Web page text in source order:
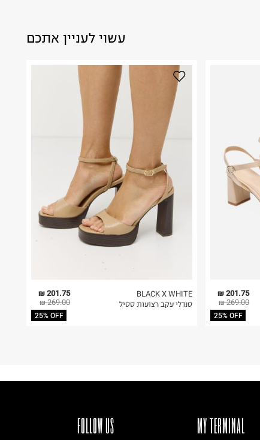
עשוי לעניין אתכם
201.75 ₪
269.00 ₪
25% OFF
BLACK X WHITE
סנדלי עקב רצועות ססיל
201.75 ₪
269.00 ₪
25% OFF
FOLLOW US MY TERMINAL